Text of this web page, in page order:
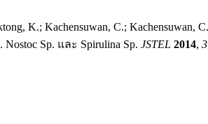
K.; Kachensuwan, C.;
Nostoc Sp. และ Spirulina Sp. JSTEL 2014, 3